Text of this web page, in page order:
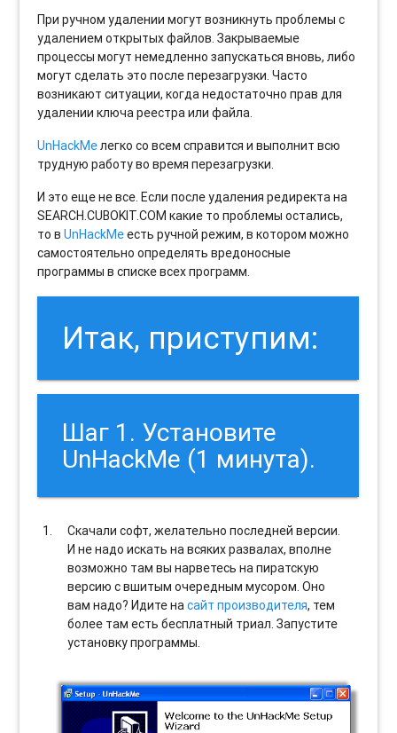
При ручном удалении могут возникнуть проблемы с
удалением открытых файлов. Закрываемые
процессы могут немедленно запускаться вновь, либо
могут сделать это после перезагрузки. Часто
возникают ситуации, когда недостаточно прав для
удалении ключа реестра или файла.
UnHackMeлегко со всем справится и выполнит всю
трудную работу во время перезагрузки.
И это еще не все. Если после удаления редиректа на
SEARCH.CUBOKIT.COM какие то проблемы остались,
то вUnHackMeесть ручной режим, в котором можно
самостоятельно определять вредоносные
программы в списке всех программ.
Итак, приступим:
Шаг 1. Установите
UnHackMe (1 минута).
Скачали софт, желательно последней версии.
И не надо искать на всяких развалах, вполне
возможно там вы нарветесь на пиратскую
версию с вшитым очередным мусором. Оно
вам надо? Идите насайт производителя, тем
более там есть бесплатный триал. Запустите
установку программы.